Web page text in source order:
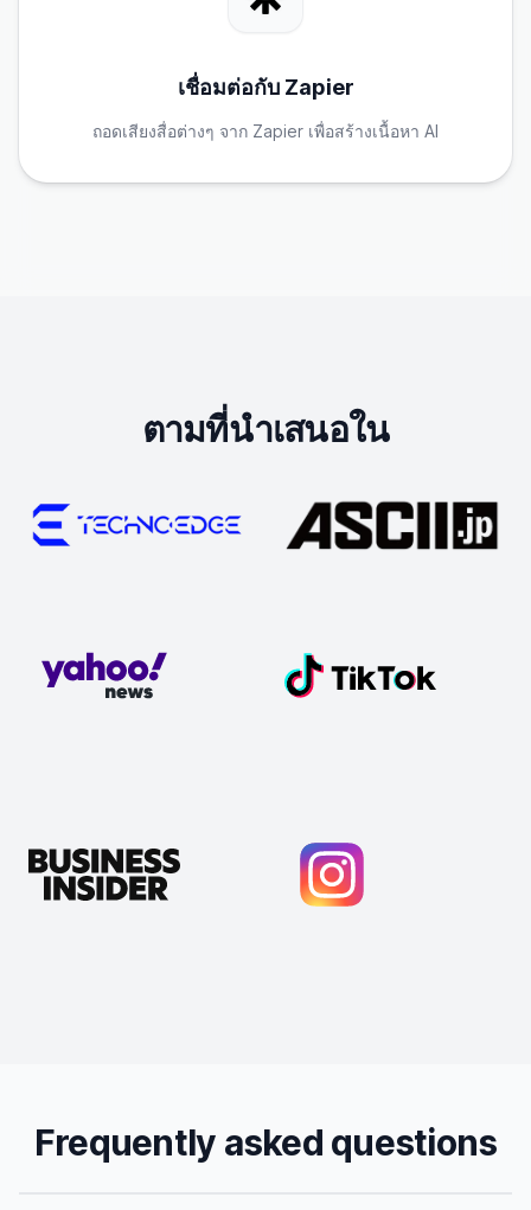
เชื่อมต่อกับ Zapier
ถอดเสียงสื่อต่างๆ จาก Zapier เพื่อสร้างเนื้อหา AI
ตามที่นำเสนอใน
Frequently asked questions